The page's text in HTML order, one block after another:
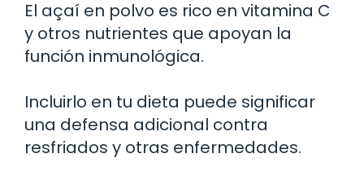
El açaí en polvo es rico en vitamina C
y otros nutrientes que apoyan la
función inmunológica.
Incluirlo en tu dieta puede significar
una defensa adicional contra
resfriados y otras enfermedades.